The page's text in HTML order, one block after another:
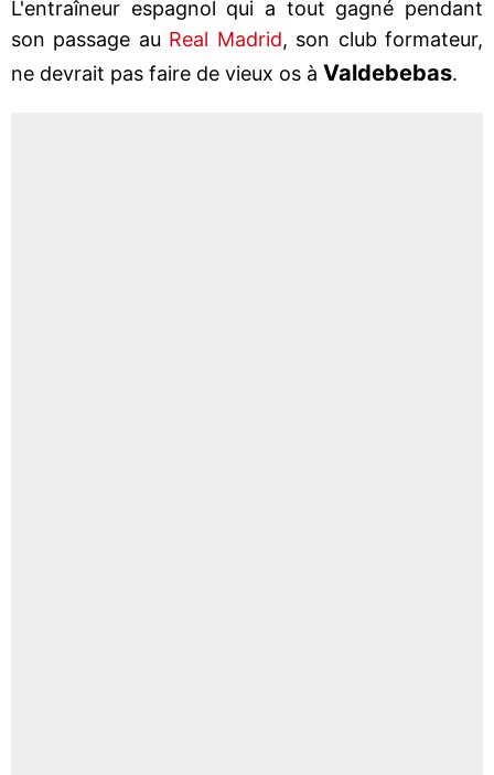
L'entraîneur espagnol qui a tout gagné pendant
son passage au Real Madrid, son club formateur,
ne devrait pas faire de vieux os à Valdebebas.